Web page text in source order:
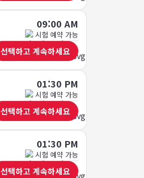
09:00 AM
시험 예약 가능
선택하고 계속하세요
01:30 PM
시험 예약 가능
선택하고 계속하세요
01:30 PM
시험 예약 가능
선택하고 계속하세요